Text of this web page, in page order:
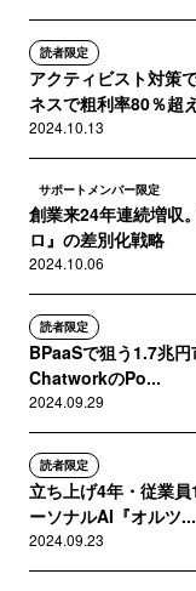
読者限定
アクティビスト対策
ネスで粗利率80％超
2024.10.13
サポートメンバー限定
創業来24年連続増収
ロ』の差別化戦略
2024.10.06
読者限定
BPaaSで狙う1.7兆円
ChatworkのPo...
2024.09.29
読者限定
立ち上げ4年・従業
ーソナルAI『オルツ...
2024.09.23